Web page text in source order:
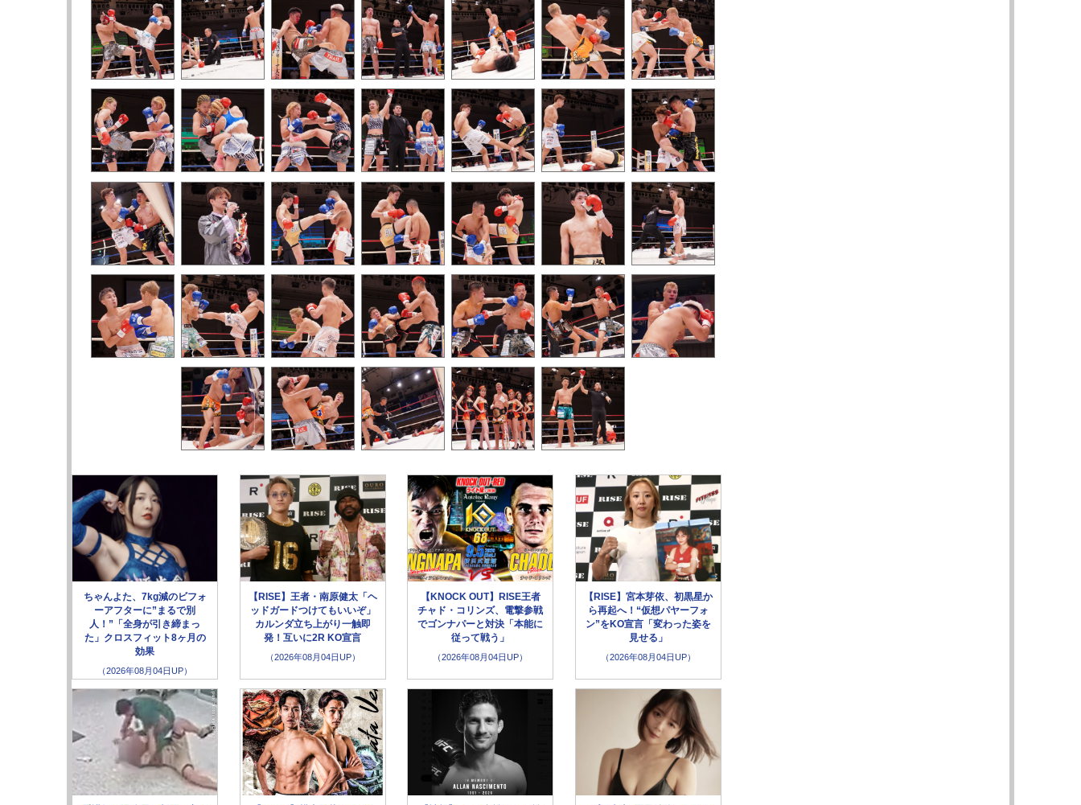
ちゃんよた、7kg減のビフォ
ーアフターに”まるで別
人！”「全身が引き締まっ
た」クロスフィット8ヶ月の
効果
（2026年08月04日UP）
【RISE】王者・南原健太「ヘ
ッドガードつけてもいいぞ」
カルンダ立ち上がり一触即
発！互いに2R KO宣言
（2026年08月04日UP）
【KNOCK OUT】RISE王者
チャド・コリンズ、電撃参戦
でゴンナパーと対決「本能に
従って戦う」
（2026年08月04日UP）
【RISE】宮本芽依、初黒星か
ら再起へ！“仮想パヤーフォ
ン”をKO宣言「変わった姿を
見せる」
（2026年08月04日UP）